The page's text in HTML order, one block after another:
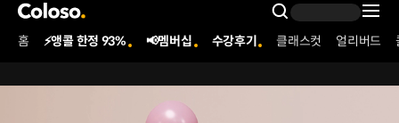
콜로소
Search
Coloso Menu
홈 ⚡앵콜 한정 93% 📢멤버십 수강후기 클래스컷 얼리버드